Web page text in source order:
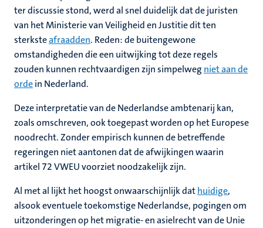
ter discussie stond, werd al snel duidelijk dat de juristen
van het Ministerie van Veiligheid en Justitie dit ten
sterksteafraadden. Reden: de buitengewone
omstandigheden die een uitwijking tot deze regels
zouden kunnen rechtvaardigen zijn simpelweg niet aan de
ordein Nederland.
Deze interpretatie van de Nederlandse ambtenarij kan,
zoals omschreven, ook toegepast worden op het Europese
noodrecht. Zonder empirisch kunnen de betreffende
regeringen niet aantonen dat de afwijkingen waarin
artikel 72 VWEU voorziet noodzakelijk zijn.
Al met al lijkt het hoogst onwaarschijnlijk dathuidige,
alsook eventuele toekomstige Nederlandse, pogingen om
uitzonderingen op het migratie- en asielrecht van de Unie